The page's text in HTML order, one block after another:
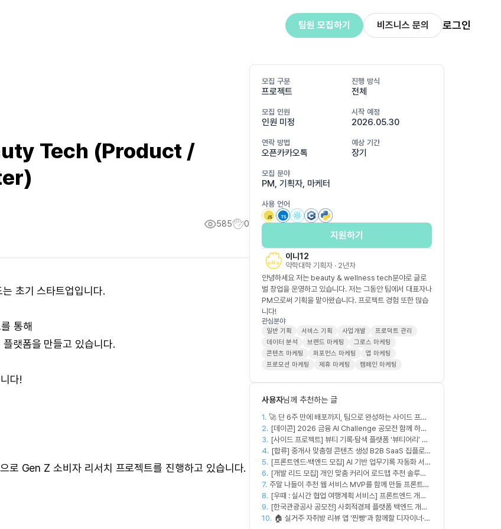
팀원 모집하기 비즈니스 문의 로그인
Tech (Product /
585 0
초기 스타트업입니다.
통해
랫폼을 만들고 있습니다.
다!
로 Gen Z 소비자 리서치 프로젝트를 진행하고 있습니다.
모집 구분
프로젝트
진행 방식
전체
모집 인원
인원 미정
시작 예정
2026.05.30
연락 방법
오픈카카오톡
예상 기간
장기
모집 분야
PM, 기획자, 마케터
사용 언어
지원하기
이니12
약학대학 기획자 · 2년차
안녕하세요 저는 beauty & wellness tech분야로 글로
벌 창업을 운영하고 있습니다. 저는 그동안 팀에서 대표자나
PM으로써 기획을 맡아왔습니다. 프로젝트 경험 또한 많습
니다!
관심분야
일반 기획 서비스 기획 사업개발
프로덕트 관리
데이터 분석
브랜드 마케팅
그로스 마케팅
콘텐츠 마케팅
퍼포먼스 마케팅
앱 마케팅
프로모션 마케팅
제휴 마케팅 캠페인 마케팅
사용자님께 추천하는 글
1. 🚀 단 6주 만에 배포까지, 팀으로 완성하는 사이드 프로
젝트 [스위프 웹 15기] 🚀
2. [데이콘] 2026 금융 AI Challenge 공모전 함께 하실
프론트엔드, 백엔드, 디자이너 구합니다!
3. [사이드 프로젝트] 뷰티 기록·탐색 플랫폼 ‘뷰티어리’ 디
자이너·프론트엔드·백엔드 팀원을 모집합니다
4. [합류] 중개사 맞춤형 콘텐츠 생성 B2B SaaS 집플로우
과 함께 하실 멤버를 모집합니다!
5. [프론트엔드·백엔드 모집] AI 기반 업무기록 자동화 서비
스 MVP 개발
6. [개발 리드 모집] 개인 맞춤 커리어 로드맵 추천 솔루션
커넥터즈의 백엔드 개발 엔지니어. 리드 개발자를 모집
합니다! (첫 버전 완성, AWS 크레딧 5,000$+ 활용 가
능)
7. 주말 나들이 추천 웹 서비스 MVP를 함께 만들 프론트엔
드/디자이너 모집합니다
8. [우때 : 실시간 협업 여행계획 서비스] 프론트엔드 개발
자 팀원을 모집합니다
9. [한국관광공사 공모전] 사회적경제 플랫폼 백엔드 개발
자 PM (API 및 스택)(개발언어무관)
10. 🏠 실거주 자취방 리뷰 앱 '찐빵'과 함께할 디자이너·마